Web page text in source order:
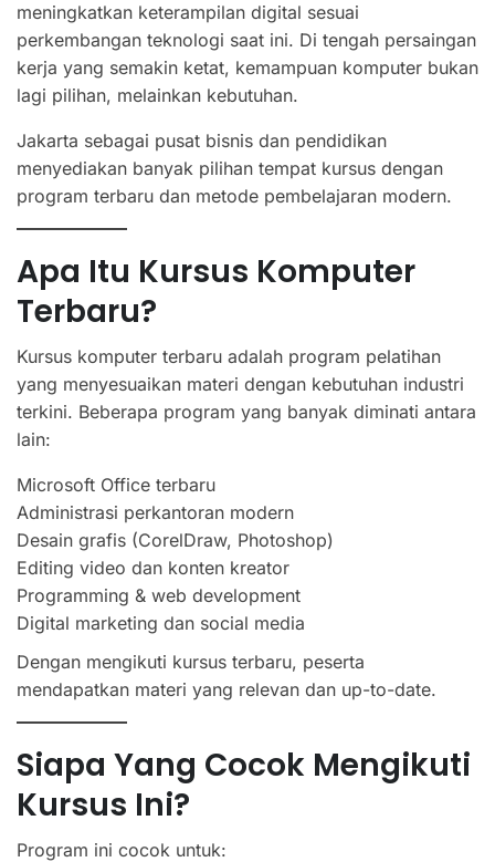
meningkatkan keterampilan digital sesuai
perkembangan teknologi saat ini. Di tengah persaingan
kerja yang semakin ketat, kemampuan komputer bukan
lagi pilihan, melainkan kebutuhan.
Jakarta sebagai pusat bisnis dan pendidikan
menyediakan banyak pilihan tempat kursus dengan
program terbaru dan metode pembelajaran modern.
Apa Itu Kursus Komputer
Terbaru?
Kursus komputer terbaru adalah program pelatihan
yang menyesuaikan materi dengan kebutuhan industri
terkini. Beberapa program yang banyak diminati antara
lain:
Microsoft Office terbaru
Administrasi perkantoran modern
Desain grafis (CorelDraw, Photoshop)
Editing video dan konten kreator
Programming & web development
Digital marketing dan social media
Dengan mengikuti kursus terbaru, peserta
mendapatkan materi yang relevan dan up-to-date.
Siapa Yang Cocok Mengikuti
Kursus Ini?
Program ini cocok untuk: